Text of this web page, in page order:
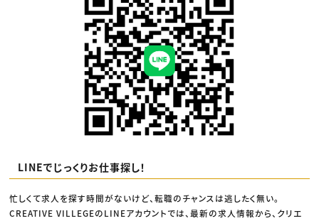
LINEでじっくりお仕事探し！
忙しくて求人を探す時間がないけど、転職のチャンスは逃したく無い。
CREATIVE VILLEGEのLINEアカウントでは、最新の求人情報から、クリエ